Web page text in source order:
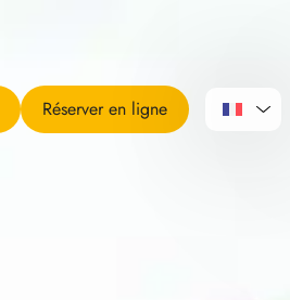
Réserver en ligne